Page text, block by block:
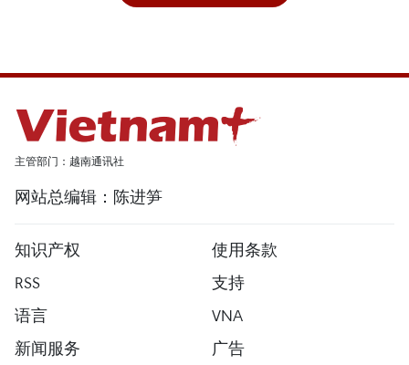
主管部门：越南通讯社
网站总编辑：陈进笋
知识产权
使用条款
RSS
支持
语言
VNA
新闻服务
广告